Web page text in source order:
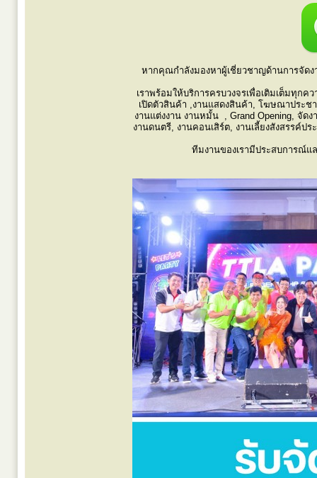
หากคุณกำลังมองหาผู้เชี่ยวชาญด้านการจัดง
เราพร้อมให้บริการครบวงจรเพื่อเติมเต็มทุก
เปิดตัวสินค้า ,งานแสดงสินค้า, โฆษณาประช
งานแต่งงาน งานหมั้น , Grand Opening, จัดง
งานดนตรี, งานคอนเสิร์ต, งานเลี้ยงสังสรรค์ป
ทีมงานของเรามีประสบการณ์